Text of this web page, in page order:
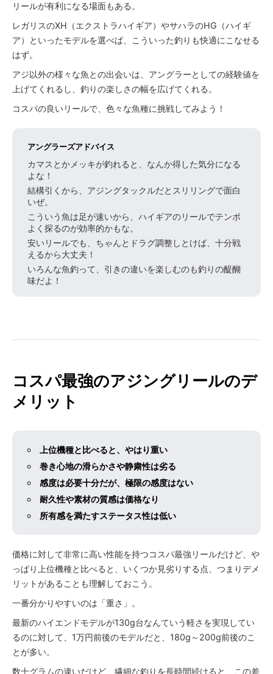
リールが有利になる場面もある。
レガリスのXH（エクストラハイギア）やサハラのHG（ハイギ
ア）といったモデルを選べば、こういった釣りも快適にこなせる
はず。
アジ以外の様々な魚との出会いは、アングラーとしての経験値を
上げてくれるし、釣りの楽しさの幅を広げてくれる。
コスパの良いリールで、色々な魚種に挑戦してみよう！
アングラーズアドバイス
カマスとかメッキが釣れると、なんか得した気分になる
よな！
結構引くから、アジングタックルだとスリリングで面白
いぜ。
こういう魚は足が速いから、ハイギアのリールでテンポ
よく探るのが効率的かもな。
安いリールでも、ちゃんとドラグ調整しとけば、十分戦
えるから大丈夫！
いろんな魚釣って、引きの違いを楽しむのも釣りの醍醐
味だよ！
コスパ最強のアジングリールのデ
メリット
上位機種と比べると、やはり重い
巻き心地の滑らかさや静粛性は劣る
感度は必要十分だが、極限の感度はない
耐久性や素材の質感は価格なり
所有感を満たすステータス性は低い
価格に対して非常に高い性能を持つコスパ最強リールだけど、や
っぱり上位機種と比べると、いくつか見劣りする点、つまりデメ
リットがあることも理解しておこう。
一番分かりやすいのは「重さ」。
最新のハイエンドモデルが130g台なんていう軽さを実現してい
るのに対して、1万円前後のモデルだと、180g～200g前後のこ
とが多い。
数十グラムの違いだけど、繊細な釣りを長時間続けると、この差